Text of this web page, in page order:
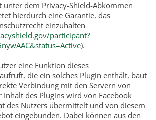
unter dem Privacy-Shield-Abkommen
hierdurch eine Garantie, das
einzuhalten
participant?
).
eine Funktion dieses
die ein solches Plugin enthält, baut
Verbindung mit den Servern von
Inhalt des Plugins wird von Facebook
des Nutzers übermittelt und von diesem
eingebunden. Dabei können aus den